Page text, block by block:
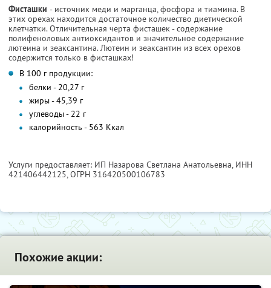
Фисташки - источник меди и марганца, фосфора и тиамина. В
этих орехах находится достаточное количество диетической
клетчатки. Отличительная черта фисташек - содержание
полифеноловых антиоксидантов и значительное содержание
лютеина и зеаксантина. Лютеин и зеаксантин из всех орехов
содержится только в фисташках!
В 100 г продукции:
белки - 20,27 г
жиры - 45,39 г
углеводы - 22 г
калорийность - 563 Ккал
Услуги предоставляет: ИП Назарова Светлана Анатольевна, ИНН
421406442125, ОГРН 316420500106783
Похожие акции: